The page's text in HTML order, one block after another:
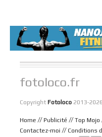
fotoloco.fr
Copyright Fotoloco 2013-2026
Home // Publicité // Top Mojo
Contactez-moi // Conditions